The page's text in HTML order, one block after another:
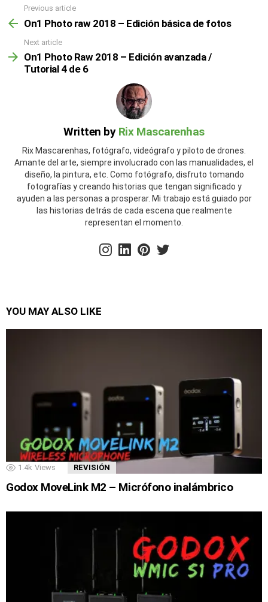
Previous article
On1 Photo raw 2018 – Edición básica de fotos
Next article
On1 Photo Raw 2018 – Edición avanzada /
Tutorial 4 de 6
Written by Rix Mascarenhas
Rix Mascarenhas, fotógrafo, videógrafo y piloto de drones.
Amante del arte, siempre involucrado con las manualidades, el
diseño, la pintura, etc. Como fotógrafo, disfruto tomando
fotografías y creando historias que tengan significado y
ayuden a las personas a prosperar. Mi trabajo está guiado por
las historias detrás de cada escena que realmente
representan el momento.
YOU MAY ALSO LIKE
1.4k Views REVISIÓN
Godox MoveLink M2 – Micrófono inalámbrico